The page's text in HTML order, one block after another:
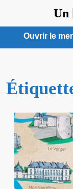
contenu
Un
Ouvrir le